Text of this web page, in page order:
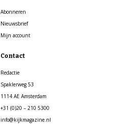
Abonneren
Nieuwsbrief
Mijn account
Contact
Redactie
Spaklerweg 53
1114 AE Amsterdam
+31 (0)20 – 210 5300
info@kijkmagazine.nl